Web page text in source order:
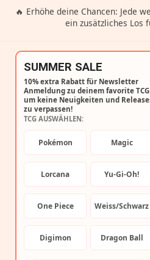
🔥 Erhöhe deine Chancen: Jede
ein zusätzliches Los
SUMMER SALE
10% extra Rabatt für Newsletter
Anmeldung zu deinem favorite TCG
um keine Neuigkeiten und
zu verpassen!
TCG AUSWÄHLEN:
Pokémon Magic
Lorcana Yu-Gi-Oh!
One Piece Weiss/Schwarz
Digimon Dragon Ball